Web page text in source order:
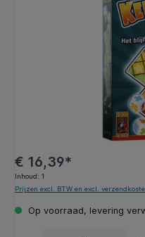
€ 16,39*
Inhoud: 1
Prijzen excl. BTW en excl.
Op voorraad, levering